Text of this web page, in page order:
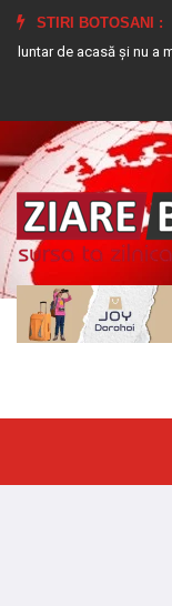
STIRI BOTOSANI :
și nu a mai revenit